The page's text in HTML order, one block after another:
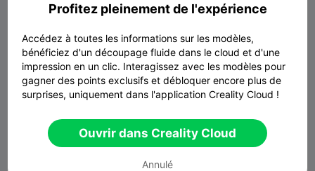
Profitez pleinement de l'expérience
Accédez à toutes les informations sur les modèles,
bénéficiez d'un découpage fluide dans le cloud et d'une
impression en un clic. Interagissez avec les modèles pour
gagner des points exclusifs et débloquer encore plus de
surprises, uniquement dans l'application Creality Cloud !
Ouvrir dans Creality Cloud
Annulé